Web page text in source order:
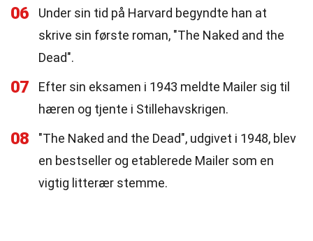
06
Under sin tid på Harvard begyndte han at
skrive sin første roman, "The Naked and the
Dead".
07
Efter sin eksamen i 1943 meldte Mailer sig til
hæren og tjente i Stillehavskrigen.
08
"The Naked and the Dead", udgivet i 1948, blev
en bestseller og etablerede Mailer som en
vigtig litterær stemme.